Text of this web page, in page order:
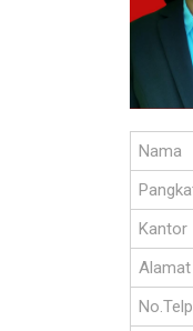
Nama
Kantor
No.Telp